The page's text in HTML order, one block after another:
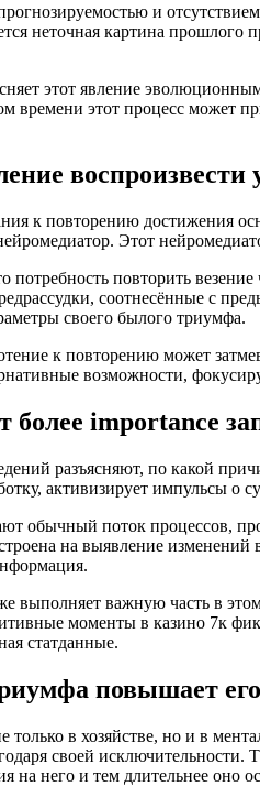
и
неточная картина прошлого
этот явление
времени этот процесс может
воспроизвести
к повторению достижения
Этот
потребность повторить
соотнесённые с
своего былого триумфа.
к повторению может
возможности,
более importance
разъясняют, по какой
активизирует импульсы
обычный поток процессов,
на выявление
выполняет важную часть в
моменты в казино 7к
статданные.
повышает
только в хозяйстве, но и в
своей исключительности.
на него и тем длительнее оно